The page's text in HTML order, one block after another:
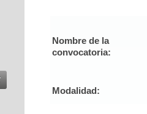
Nombre de la
convocatoria:
Modalidad: